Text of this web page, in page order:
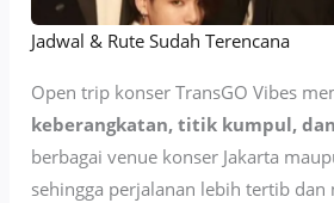
Jadwal & Rute Sudah Terencana
Open trip konser TransGO Vibes
keberangkatan, titik kumpul,
berbagai venue konser Jakarta
sehingga perjalanan lebih tertib dan